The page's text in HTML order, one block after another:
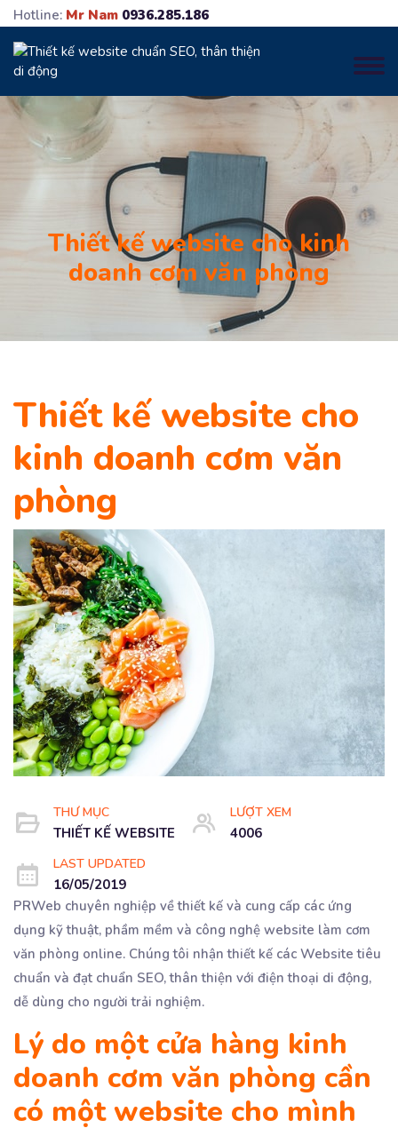
Hotline: Mr Nam 0936.285.186
Thiết kế website cho kinh
doanh cơm văn phòng
Thiết kế website cho
kinh doanh cơm văn
phòng
THƯ MỤC
THIẾT KẾ WEBSITE
LƯỢT XEM
4006
LAST UPDATED
16/05/2019
PRWeb chuyên nghiệp về thiết kế và cung cấp các ứng
dụng kỹ thuật, phầm mềm và công nghệ website làm cơm
văn phòng online. Chúng tôi nhận thiết kế các Website tiêu
chuẩn và đạt chuẩn SEO, thân thiện với điện thoại di động,
dễ dùng cho người trải nghiệm.
Lý do một cửa hàng kinh
doanh cơm văn phòng cần
có một website cho mình